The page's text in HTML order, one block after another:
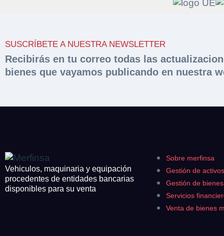
SUSCRÍBETE A NUESTRA NEWSLETTER
Recibirás en tu correo todas las
bienes que vayamos publicando en nuestra
Vehiculos, maquinaria y equipación
procedentes de entidades bancarias
disponibles para su venta
Sobre merfinsa
Gestión de activos
Gestión de
Servicios
Venta de bienes
Rellene este
¿Cuánto es 2 +
Hacer
Razón social*
Importe en €*
¿Cuánto es 5 +
Maquinaria
Equipamiento
CONTACTO
926 25 08 86